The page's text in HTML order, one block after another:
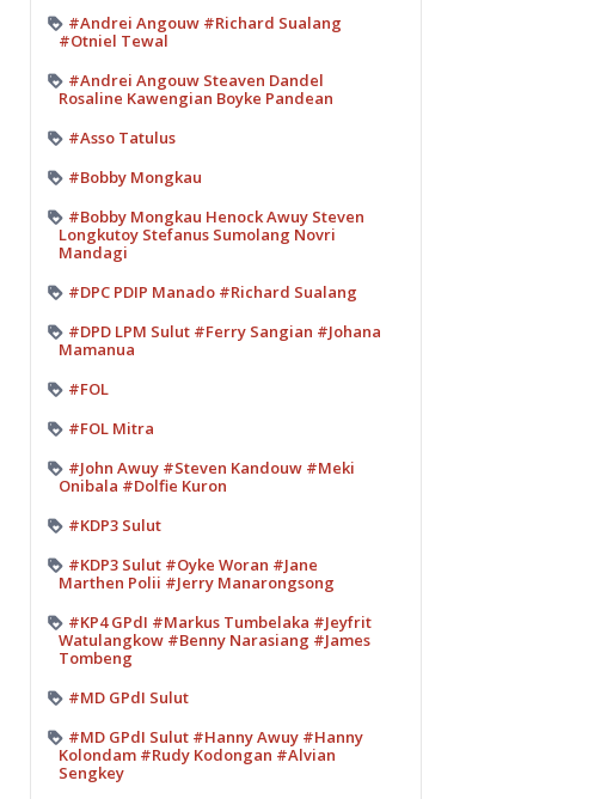
#Andrei Angouw #Richard Sualang
#Otniel Tewal
#Andrei Angouw Steaven Dandel
Rosaline Kawengian Boyke Pandean
#Asso Tatulus
#Bobby Mongkau
#Bobby Mongkau Henock Awuy Steven
Longkutoy Stefanus Sumolang Novri
Mandagi
#DPC PDIP Manado #Richard Sualang
#DPD LPM Sulut #Ferry Sangian #Johana
Mamanua
#FOL
#FOL Mitra
#John Awuy #Steven Kandouw #Meki
Onibala #Dolfie Kuron
#KDP3 Sulut
#KDP3 Sulut #Oyke Woran #Jane
Marthen Polii #Jerry Manarongsong
#KP4 GPdI #Markus Tumbelaka #Jeyfrit
Watulangkow #Benny Narasiang #James
Tombeng
#MD GPdI Sulut
#MD GPdI Sulut #Hanny Awuy #Hanny
Kolondam #Rudy Kodongan #Alvian
Sengkey